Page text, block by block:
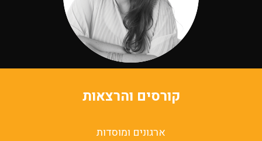
קורסים והרצאות
ארגונים ומוסדות